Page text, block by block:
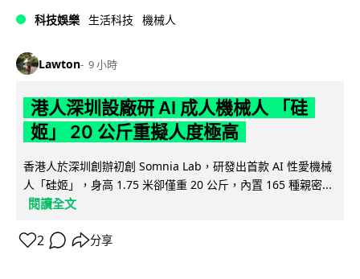
科技娛樂 生活科技 機械人
Lawton 9 小時
港人深圳設廠研 AI 成人機械人 「硅
姬」 20 公斤重擬人度極高
香港人於深圳創辦初創 Somnia Lab，研發出首款 AI 性愛機械
人「硅姬」，身高 1.75 米卻僅重 20 公斤，內置 165 種親密...
閱讀全文
2 分享